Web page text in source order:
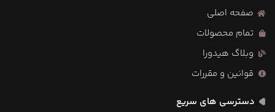
صفحه اصلی
تمام محصولات
وبلاگ هیدورا
قوانین و مقررات
دسترسی های سریع